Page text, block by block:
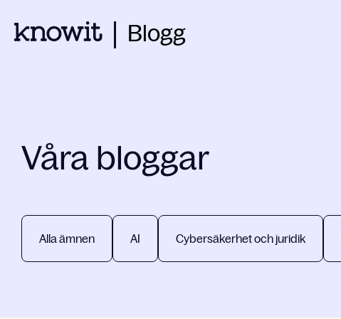
Blogg
Våra bloggar
Alla ämnen AI Cybersäkerhet och juridik